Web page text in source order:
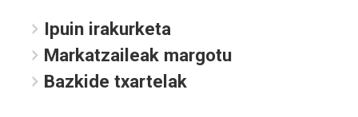
Ipuin irakurketa
Markatzaileak margotu
Bazkide txartelak